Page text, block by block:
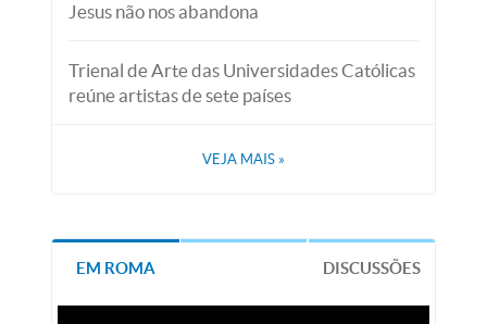
Jesus não nos abandona
Trienal de Arte das Universidades Católicas
reúne artistas de sete países
VEJA MAIS »
EM ROMA DISCUSSÕES